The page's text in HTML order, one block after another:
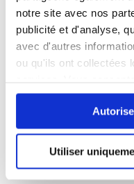
notre site avec nos
publicité et d'analyse,
avec d'autres
ou qu'ils ont collectées
continuez à utiliser
Utiliser
de